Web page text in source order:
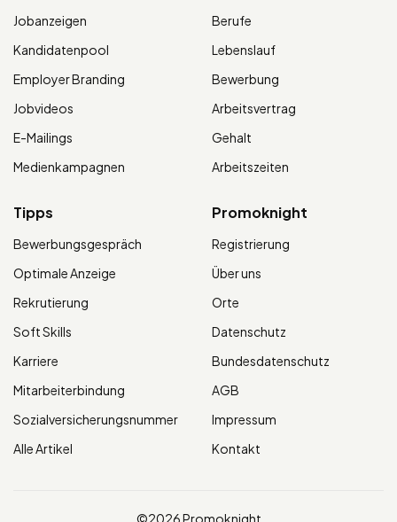
Jobanzeigen
Kandidatenpool
Employer Branding
Jobvideos
E-Mailings
Medienkampagnen
Berufe
Lebenslauf
Bewerbung
Arbeitsvertrag
Gehalt
Arbeitszeiten
Tipps
Bewerbungsgespräch
Optimale Anzeige
Rekrutierung
Soft Skills
Karriere
Mitarbeiterbindung
Sozialversicherungsnummer
Alle Artikel
Promoknight
Registrierung
Über uns
Orte
Datenschutz
Bundesdatenschutz
AGB
Impressum
Kontakt
©2026 Promoknight